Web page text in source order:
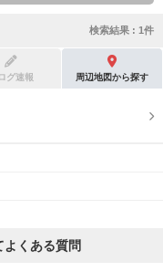
ーター割引あり
ャワー室完備
検索結果 : 1件
グ速報 周辺地図から探す
くある質問